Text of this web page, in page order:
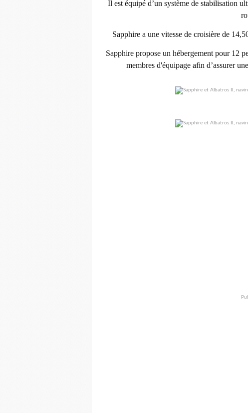
Il est équipé d’un système de stabilisation
Sapphire a une vitesse de croisière de
Sapphire propose un hébergement pour 12
membres d'équipage afin d’assurer